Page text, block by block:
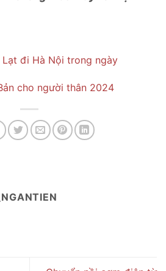
đi Hà Nội trong ngày
cho người thân 2024